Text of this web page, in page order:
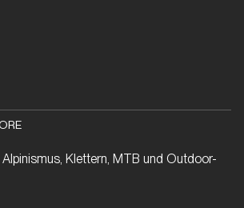
Klettern, MTB und Outdoor-